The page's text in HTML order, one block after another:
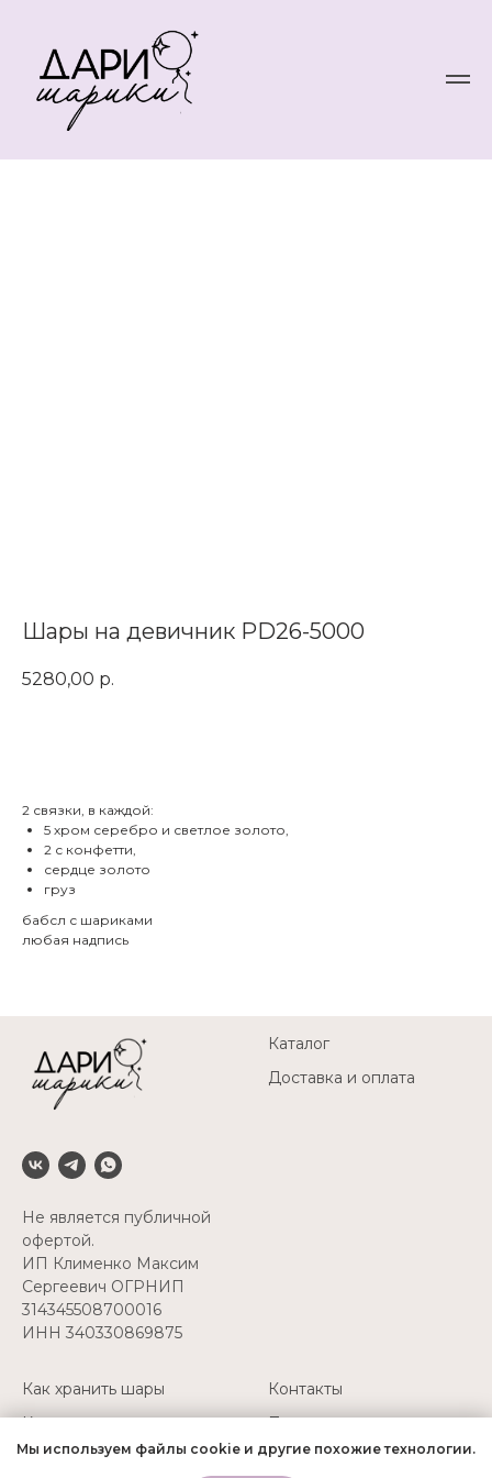
Мы используем файлы cookie и другие похожие технологии.
Шары на девичник PD26-5000
5280,00 р.
2 связки, в каждой:
5 хром серебро и светлое золото,
2 с конфетти,
сердце золото
груз
бабсл с шариками
любая надпись
Не является публичной
офертой.
ИП Клименко Максим
Сергеевич ОГРНИП
314345508700016
ИНН 340330869875
Каталог
Доставка и оплата
Как хранить шары
Как перевозить шары
Надуть свои шары
Контакты
Политика
конфиденциальности